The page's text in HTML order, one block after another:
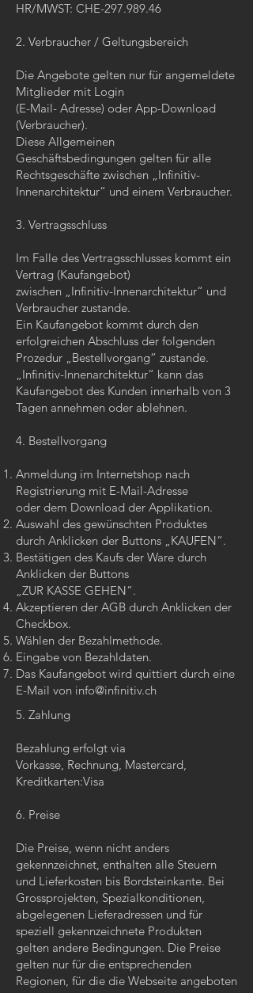
HR/MWST: CHE-297.989.46
2. Verbraucher / Geltungsbereich
Die Angebote gelten nur für angemeldete
Mitglieder mit Login
(E-Mail- Adresse) oder App-Download
(Verbraucher).
Diese Allgemeinen
Geschäftsbedingungen gelten für alle
Rechtsgeschäfte zwischen „Infinitiv-
Innenarchitektur“ und einem Verbraucher.
3. Vertragsschluss
Im Falle des Vertragsschlusses kommt ein
Vertrag (Kaufangebot)
zwischen „Infinitiv-Innenarchitektur“ und
Verbraucher zustande.
Ein Kaufangebot kommt durch den
erfolgreichen Abschluss der folgenden
Prozedur „Bestellvorgang“ zustande.
„Infinitiv-Innenarchitektur“ kann das
Kaufangebot des Kunden innerhalb von 3
Tagen annehmen oder ablehnen.
4. Bestellvorgang
Anmeldung im Internetshop nach
Registrierung mit E-Mail-Adresse
oder dem Download der Applikation.
Auswahl des gewünschten Produktes
durch Anklicken der Buttons „KAUFEN“.
Bestätigen des Kaufs der Ware durch
Anklicken der Buttons
„ZUR KASSE GEHEN“.
Akzeptieren der AGB durch Anklicken der
Checkbox.
Wählen der Bezahlmethode.
Eingabe von Bezahldaten.
Das Kaufangebot wird quittiert durch eine
E-Mail von info@infinitiv.ch
5. Zahlung
Bezahlung erfolgt via
Vorkasse, Rechnung, Mastercard,
Kreditkarten:Visa
6. Preise
Die Preise, wenn nicht anders
gekennzeichnet, enthalten alle Steuern
und Lieferkosten bis Bordsteinkante. Bei
Grossprojekten, Spezialkonditionen,
abgelegenen Lieferadressen und für
speziell gekennzeichnete Produkten
gelten andere Bedingungen. Die Preise
gelten nur für die entsprechenden
Regionen, für die die Webseite angeboten